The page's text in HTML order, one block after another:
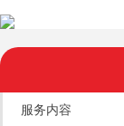
服务内容